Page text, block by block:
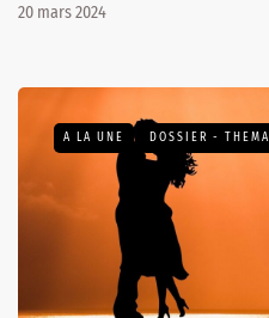
20 mars 2024
A LA UNE DOSSIER - THEMA